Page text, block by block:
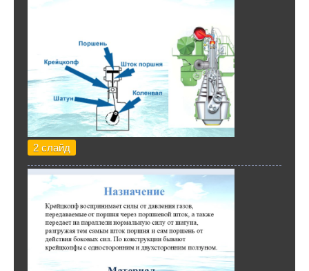
2 слайд